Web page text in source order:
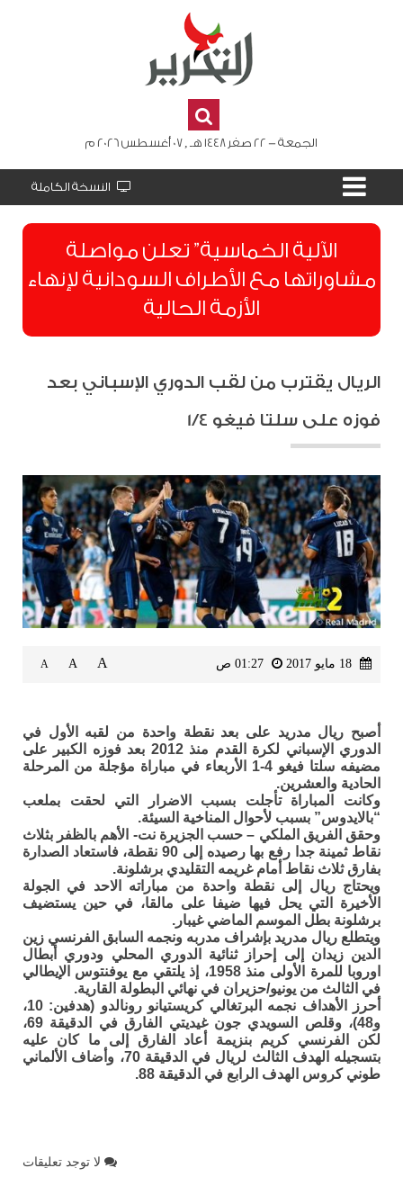
الجمعة - 22 صفر 1448 هـ , 07 أغسطس 2026 م
النسخة الكاملة
الآلية الخماسية” تعلن مواصلة
مشاوراتها مع الأطراف السودانية لإنهاء
الأزمة الحالية
الريال يقترب من لقب الدوري الإسباني بعد
فوزه على سلتا فيغو 1/4
A
A
A
أصبح ريال مدريد على بعد نقطة واحدة من لقبه الأول في
الدوري الإسباني لكرة القدم منذ 2012 بعد فوزه الكبير على
مضيفه سلتا فيغو 4-1 الأربعاء في مباراة مؤجلة من المرحلة
الحادية والعشرين.
وكانت المباراة تأجلت بسبب الاضرار التي لحقت بملعب
“بالايدوس” بسبب لأحوال المناخية السيئة.
وحقق الفريق الملكي – حسب الجزيرة نت- الأهم بالظفر بثلاث
نقاط ثمينة جدا رفع بها رصيده إلى 90 نقطة، فاستعاد الصدارة
بفارق ثلاث نقاط أمام غريمه التقليدي برشلونة.
ويحتاج ريال إلى نقطة واحدة من مباراته الاحد في الجولة
الأخيرة التي يحل فيها ضيفا على مالقا، في حين يستضيف
برشلونة بطل الموسم الماضي غيبار.
ويتطلع ريال مدريد بإشراف مدربه ونجمه السابق الفرنسي زين
الدين زيدان إلى إحراز ثنائية الدوري المحلي ودوري أبطال
اوروبا للمرة الأولى منذ 1958، إذ يلتقي مع يوفنتوس الإيطالي
في الثالث من يونيو/حزيران في نهائي البطولة القارية.
أحرز الأهداف نجمه البرتغالي كريستيانو رونالدو (هدفين: 10،
و48)، وقلص السويدي جون غيديتي الفارق في الدقيقة 69،
لكن الفرنسي كريم بنزيمة أعاد الفارق إلى ما كان عليه
بتسجيله الهدف الثالث لريال في الدقيقة 70، وأضاف الألماني
طوني كروس الهدف الرابع في الدقيقة 88.
لا توجد تعليقات